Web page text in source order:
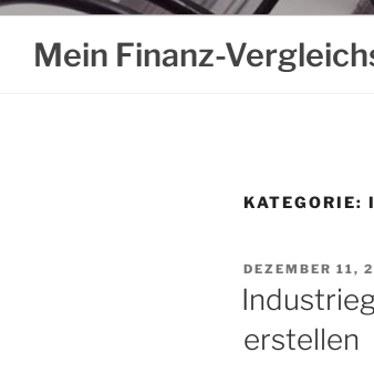
Mein Finanz-
KATEGORIE:
AM
DEZEMBER 11,
erstellen